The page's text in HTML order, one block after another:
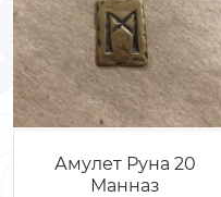
Амулет Руна 20
Манназ